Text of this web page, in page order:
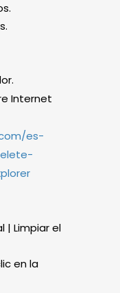
Internet
es-
| Limpiar el
en la